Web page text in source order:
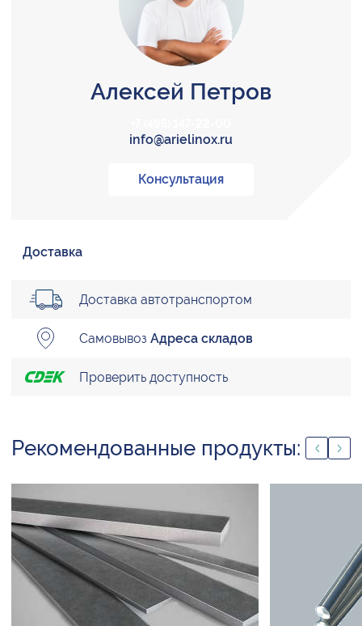
Алексей Петров
info@arielinox.ru
Консультация
Доставка
Доставка автотранспортом
Самовывоз Адреса складов
Проверить доступность
Рекомендованные продукты: